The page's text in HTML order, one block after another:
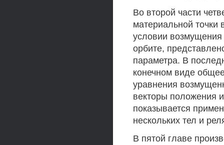
Во второй части
материальной точки
условии возмущения
орбите,
параметра. В
конечном виде
уравнения
векторы положения
показывается
нескольких тел и
В пятой главе